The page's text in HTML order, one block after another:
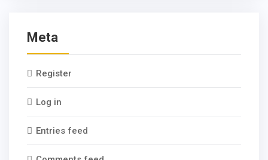
Meta
Register
Log in
Entries feed